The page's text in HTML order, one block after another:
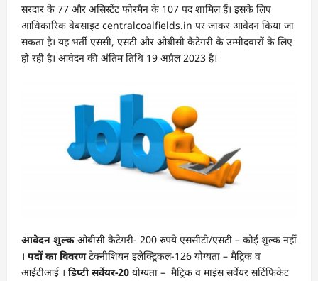
सरदार के 77 और असिस्टेंट फोरमैन के 107 पद शामिल हैं। इसके लिए
आधिकारिक वेबसाइट centralcoalfields.in पर जाकर आवेदन किया जा
सकता है। यह भर्ती एससी, एसटी और ओबीसी कैटेगरी के उम्मीदवारों के लिए
हो रही है। आवेदन की अंतिम तिथि 19 अप्रैल 2023 है।
आवेदन शुल्क ओबीसी कैटेगरी- 200 रुपये एससीटी/एसटी – कोई शुल्क नहीं
। पदों का विवरणटेक्नीशियन इलेक्ट्रिकल-126 योग्यता – मैट्रिक व
आईटीआई । डिप्टी सर्वेयर-20 योग्यता – मैट्रिक व माइंस सर्वेयर सर्टिफिकेट